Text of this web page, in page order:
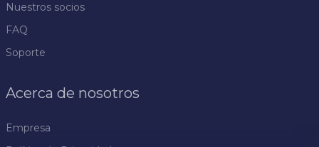
Nuestros socios
FAQ
Soporte
Acerca de nosotros
Empresa